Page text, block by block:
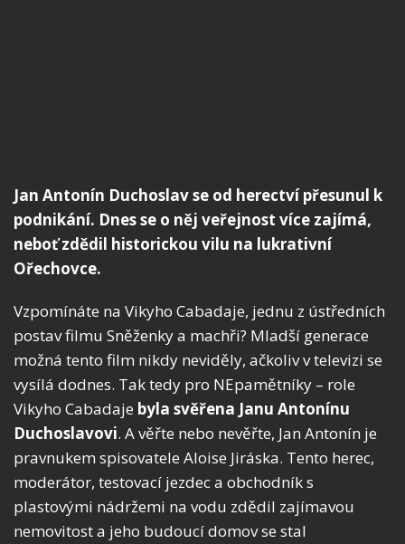
Jan Antonín Duchoslav se od herectví přesunul k
podnikání. Dnes se o něj veřejnost více zajímá,
neboť zdědil historickou vilu na lukrativní
Ořechovce.
Vzpomínáte na Vikyho Cabadaje, jednu z ústředních
postav filmu Sněženky a machři? Mladší generace
možná tento film nikdy neviděly, ačkoliv v televizi se
vysílá dodnes. Tak tedy pro NEpamětníky – role
Vikyho Cabadaje byla svěřena Janu Antonínu
Duchoslavovi. A věřte nebo nevěřte, Jan Antonín je
pravnukem spisovatele Aloise Jiráska. Tento herec,
moderátor, testovací jezdec a obchodník s
plastovými nádržemi na vodu zdědil zajímavou
nemovitost a jeho budoucí domov se stal